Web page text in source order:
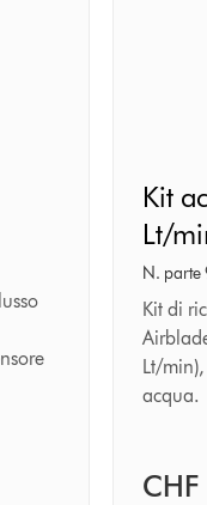
1,3
Lt/
Kit
Lt/
N. parte
Kit di
Lt/
acqua.